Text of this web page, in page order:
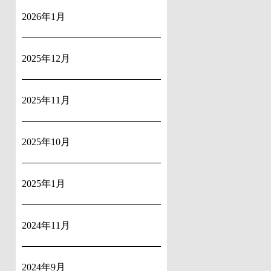
2026年1月
2025年12月
2025年11月
2025年10月
2025年1月
2024年11月
2024年9月